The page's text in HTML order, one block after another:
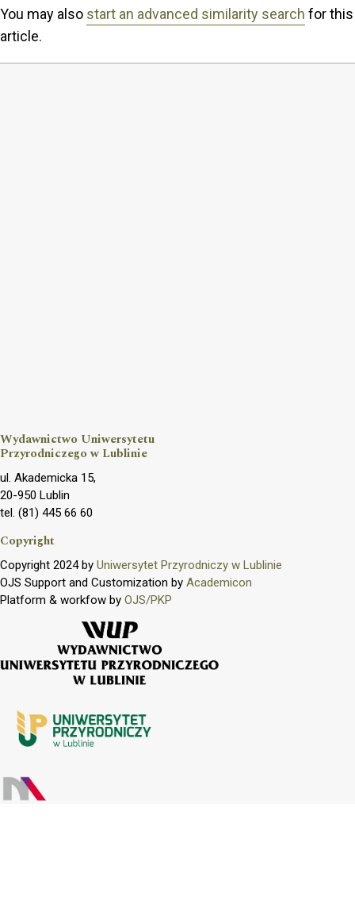
You may also start an advanced similarity search for this
article.
Wydawnictwo Uniwersytetu
Przyrodniczego w Lublinie
ul. Akademicka 15,
20-950 Lublin
tel. (81) 445 66 60
Copyright
Copyright 2024 by Uniwersytet Przyrodniczy w Lublinie
OJS Support and Customization by Academicon
Platform & workfow by OJS/PKP